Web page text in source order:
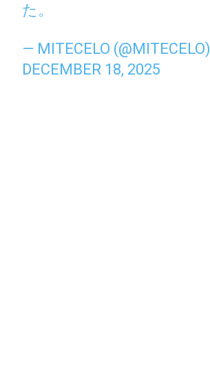
た。
— MITECELO (@MITECELO)
DECEMBER 18, 2025